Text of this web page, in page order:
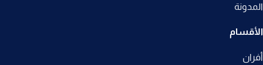
المدونة
الأقسام
أفران